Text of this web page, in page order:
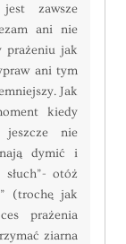
zawsze
ani nie
prażeniu jak
ani tym
Jak
kiedy
nie
dymić i
otóż
(trochę jak
prażenia
ziarna